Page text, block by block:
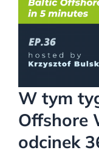
W tym
Offshore
odcinek